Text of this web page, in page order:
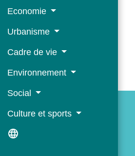
Economie
Urbanisme
Cadre de vie
Environnement
Social
Culture et sports
language